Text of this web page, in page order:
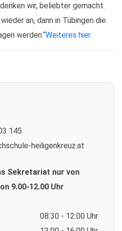
wir, beliebter gemacht.
an, dann in Tübingen die
werden.“Weiteres hier.
145
heiligenkreuz.at
Sekretariat nur von
9.00-12.00 Uhr
08:30 - 12:00 Uhr